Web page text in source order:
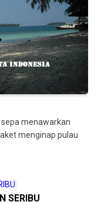
sepa menawarkan
menginap pulau
SERIBU